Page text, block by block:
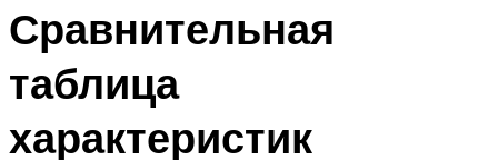
Сравнительная
таблица
характеристик